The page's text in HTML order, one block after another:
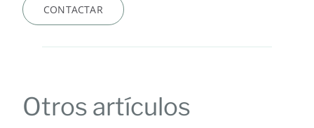
CONTACTAR
Otros artículos